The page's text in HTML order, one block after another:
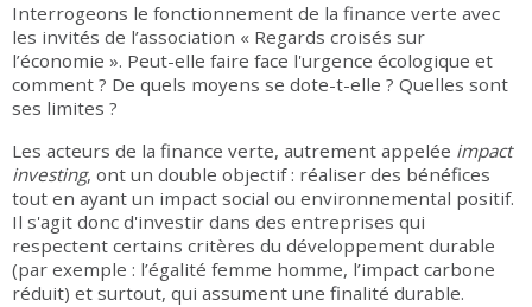
Interrogeons le fonctionnement de la finance verte avec
les invités de l’association « Regards croisés sur
l’économie ». Peut-elle faire face l'urgence écologique et
comment ? De quels moyens se dote-t-elle ? Quelles sont
ses limites ?
Les acteurs de la finance verte, autrement appelée impact
investing, ont un double objectif : réaliser des bénéfices
tout en ayant un impact social ou environnemental positif.
Il s'agit donc d'investir dans des entreprises qui
respectent certains critères du développement durable
(par exemple : l’égalité femme homme, l’impact carbone
réduit) et surtout, qui assument une finalité durable.